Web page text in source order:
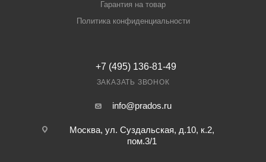
Гарантия на товар
Политика конфиденциальности
+7 (495) 136-81-49
ЗАКАЗАТЬ ЗВОНОК
info@prados.ru
Москва, ул. Суздальская, д.10, к.2,
пом.3/1